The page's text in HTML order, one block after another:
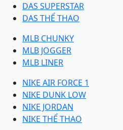
DAS SUPERSTAR
DAS THỂ THAO
MLB CHUNKY
MLB JOGGER
MLB LINER
NIKE AIR FORCE 1
NIKE DUNK LOW
NIKE JORDAN
NIKE THỂ THAO